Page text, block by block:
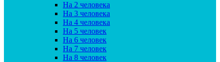
На 2 человека
На 3 человека
На 4 человека
На 5 человек
На 6 человек
На 7 человек
На 8 человек